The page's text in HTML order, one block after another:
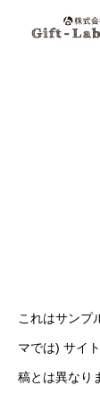
BUSINESS
業務概要
これはサンプ
マでは) サイ
稿とは異なり